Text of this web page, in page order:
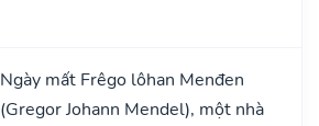
Ngày mất Frêgo lôhan Menđen
(Gregor Johann Mendel), một nhà